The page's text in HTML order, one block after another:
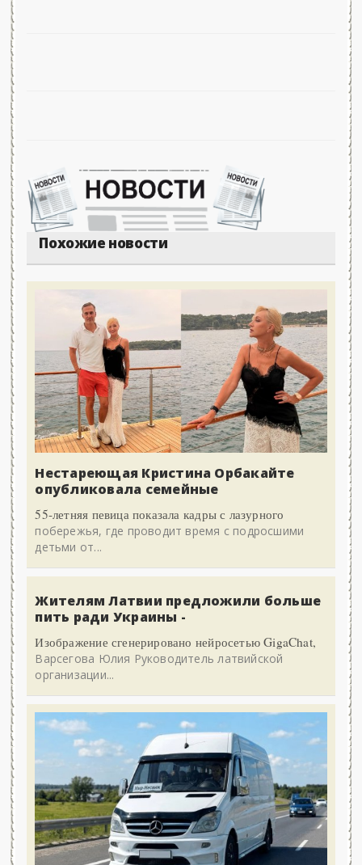
Похожие новости
Нестареющая Кристина Орбакайте
опубликовала семейные
55-летняя певица показала кадры с лазурного
побережья, где проводит время с подросшими
детьми от...
Жителям Латвии предложили больше
пить ради Украины -
Изображение сгенерировано нейросетью GigaChat,
Варсегова Юлия Руководитель латвийской
организации...